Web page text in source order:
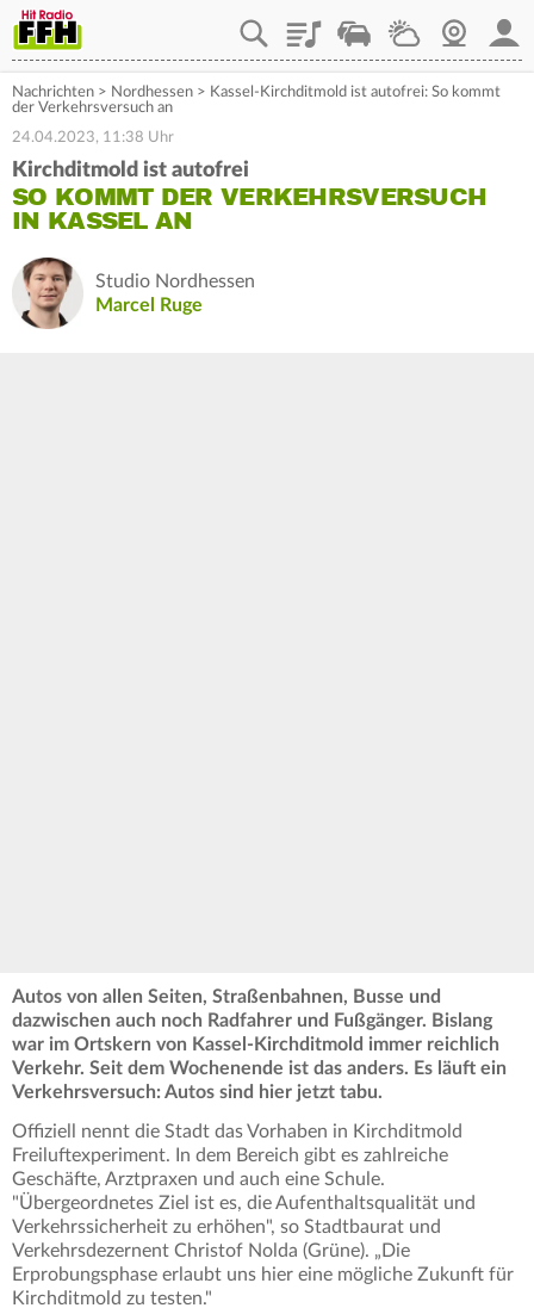
PlaylistStaupilotWetterWebcam
Nachrichten > Nordhessen > Kassel-Kirchditmold ist autofrei: So kommt
der Verkehrsversuch an
24.04.2023, 11:38 Uhr
Kirchditmold ist autofrei
SO KOMMT DER VERKEHRSVERSUCH
IN KASSEL AN
Studio Nordhessen
Marcel Ruge
Autos von allen Seiten, Straßenbahnen, Busse und
dazwischen auch noch Radfahrer und Fußgänger. Bislang
war im Ortskern von Kassel-Kirchditmold immer reichlich
Verkehr. Seit dem Wochenende ist das anders. Es läuft ein
Verkehrsversuch: Autos sind hier jetzt tabu.
Offiziell nennt die Stadt das Vorhaben in Kirchditmold
Freiluftexperiment. In dem Bereich gibt es zahlreiche
Geschäfte, Arztpraxen und auch eine Schule.
"Übergeordnetes Ziel ist es, die Aufenthaltsqualität und
Verkehrssicherheit zu erhöhen", so Stadtbaurat und
Verkehrsdezernent Christof Nolda (Grüne). „Die
Erprobungsphase erlaubt uns hier eine mögliche Zukunft für
Kirchditmold zu testen."